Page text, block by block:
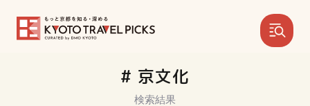
# 京文化
検索結果